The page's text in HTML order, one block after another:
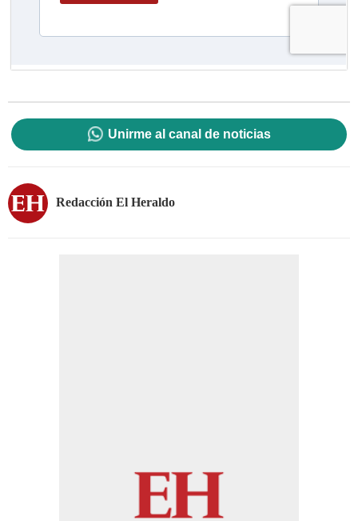
Unirme al canal de noticias
Redacción El Heraldo